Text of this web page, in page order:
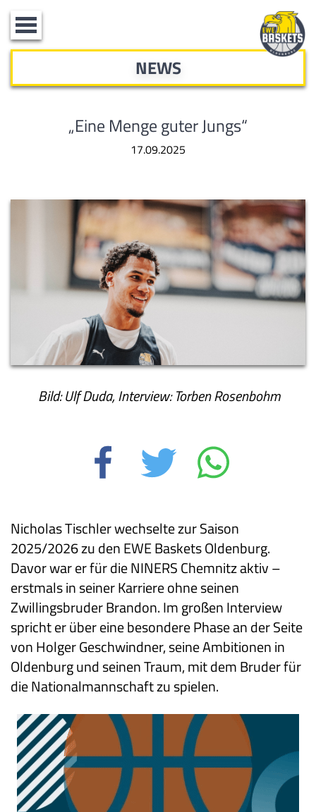
Toggle
navigation
NEWS
„Eine Menge guter Jungs“
17.09.2025
Bild: Ulf Duda, Interview: Torben Rosenbohm
Nicholas Tischler wechselte zur Saison
2025/2026 zu den EWE Baskets Oldenburg.
Davor war er für die NINERS Chemnitz aktiv –
erstmals in seiner Karriere ohne seinen
Zwillingsbruder Brandon. Im großen Interview
spricht er über eine besondere Phase an der Seite
von Holger Geschwindner, seine Ambitionen in
Oldenburg und seinen Traum, mit dem Bruder für
die Nationalmannschaft zu spielen.